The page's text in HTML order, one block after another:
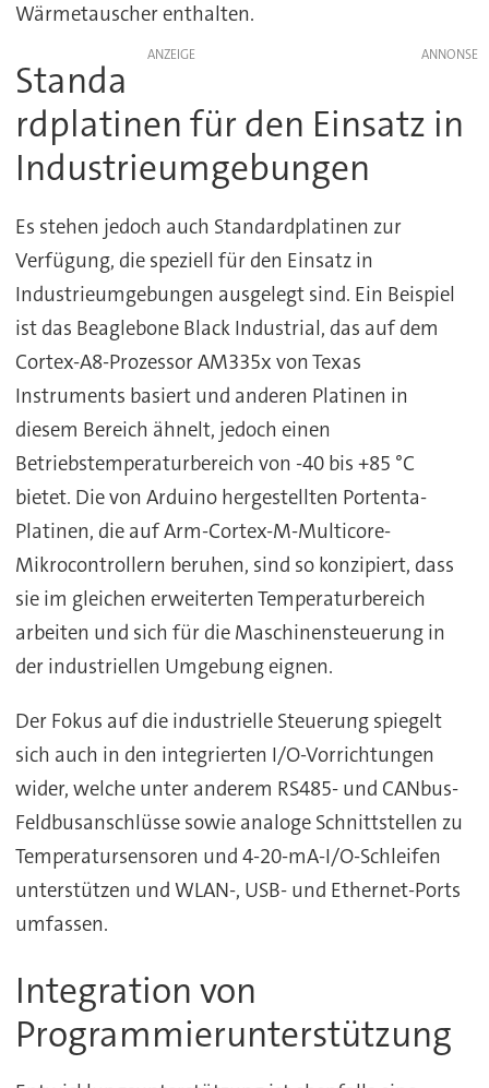
Wärmetauscher enthalten.
ANZEIGE
Standa
rdplatinen für den Einsatz in
Industrieumgebungen
Es stehen jedoch auch Standardplatinen zur
Verfügung, die speziell für den Einsatz in
Industrieumgebungen ausgelegt sind. Ein Beispiel
ist das Beaglebone Black Industrial, das auf dem
Cortex-A8-Prozessor AM335x von Texas
Instruments basiert und anderen Platinen in
diesem Bereich ähnelt, jedoch einen
Betriebstemperaturbereich von -40 bis +85 °C
bietet. Die von Arduino hergestellten Portenta-
Platinen, die auf Arm-Cortex-M-Multicore-
Mikrocontrollern beruhen, sind so konzipiert, dass
sie im gleichen erweiterten Temperaturbereich
arbeiten und sich für die Maschinensteuerung in
der industriellen Umgebung eignen.
Der Fokus auf die industrielle Steuerung spiegelt
sich auch in den integrierten I/O-Vorrichtungen
wider, welche unter anderem RS485- und CANbus-
Feldbusanschlüsse sowie analoge Schnittstellen zu
Temperatursensoren und 4-20-mA-I/O-Schleifen
unterstützen und WLAN-, USB- und Ethernet-Ports
umfassen.
Integration von
Programmierunterstützung